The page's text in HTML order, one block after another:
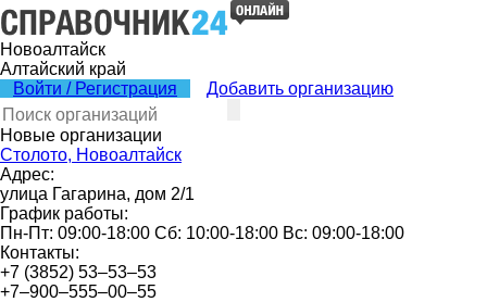
Новоалтайск
Алтайский край
Войти / Регистрация
Добавить организацию
Новые организации
Столото, Новоалтайск
Адрес:
улица Гагарина, дом 2/1
График работы:
Пн-Пт: 09:00-18:00 Сб: 10:00-18:00 Вс: 09:00-18:00
Контакты:
+7 (3852) 53‒53‒53
+7‒900‒555‒00‒55